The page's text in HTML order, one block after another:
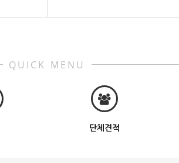
QUICK MENU
단체견적